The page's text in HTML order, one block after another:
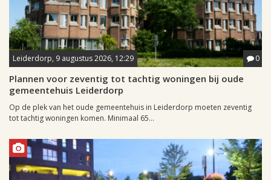
Leiderdorp, 9 augustus 2026, 12:29 0
Plannen voor zeventig tot tachtig woningen bij oude
gemeentehuis Leiderdorp
Op de plek van het oude gemeentehuis in Leiderdorp moeten zeventig
tot tachtig woningen komen. Minimaal 65...